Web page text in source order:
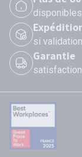
disponibles
si
Garantie